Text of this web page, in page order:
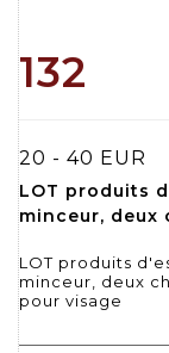
132
20 - 40 EUR
LOT produits
minceur, deux
LOT produits
minceur, deux
pour visage